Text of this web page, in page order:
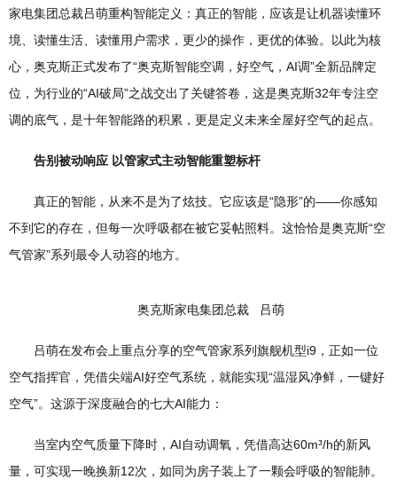
家电集团总裁吕萌重构智能定义：真正的智能，应该是让机器读懂环
境、读懂生活、读懂用户需求，更少的操作，更优的体验。以此为核
心，奥克斯正式发布了“奥克斯智能空调，好空气，AI调”全新品牌定
位，为行业的“AI破局”之战交出了关键答卷，这是奥克斯32年专注空
调的底气，是十年智能路的积累，更是定义未来全屋好空气的起点。
告别被动响应 以管家式主动智能重塑标杆
真正的智能，从来不是为了炫技。它应该是“隐形”的——你感知
不到它的存在，但每一次呼吸都在被它妥帖照料。这恰恰是奥克斯“空
气管家”系列最令人动容的地方。
奥克斯家电集团总裁 吕萌
吕萌在发布会上重点分享的空气管家系列旗舰机型i9，正如一位
空气指挥官，凭借尖端AI好空气系统，就能实现“温湿风净鲜，一键好
空气”。这源于深度融合的七大AI能力：
当室内空气质量下降时，AI自动调氧，凭借高达60m³/h的新风
量，可实现一晚换新12次，如同为房子装上了一颗会呼吸的智能肺。